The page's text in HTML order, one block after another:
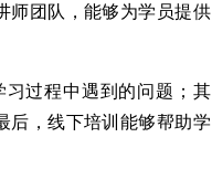
师团队，能够为学员提供
过程中遇到的问题；其
后，线下培训能够帮助学